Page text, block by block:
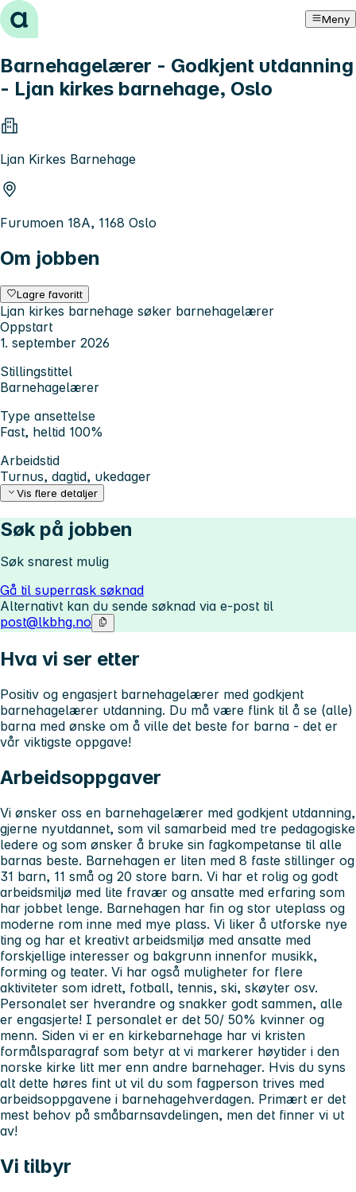
Hopp til innhold Meny
Barnehagelærer - Godkjent utdanning
- Ljan kirkes barnehage, Oslo
Ljan Kirkes Barnehage
Furumoen 18A, 1168 Oslo
Om jobben
Lagre favoritt
Ljan kirkes barnehage søker barnehagelærer
Oppstart
1. september 2026
Stillingstittel
Barnehagelærer
Type ansettelse
Fast, heltid 100%
Arbeidstid
Turnus, dagtid, ukedager
Vis flere detaljer
Søk på jobben
Søk snarest mulig
Gå til superrask søknad
Alternativt kan du sende søknad via e-post til
post@lkbhg.no
Hva vi ser etter
Positiv og engasjert barnehagelærer med godkjent
barnehagelærer utdanning. Du må være flink til å se (alle)
barna med ønske om å ville det beste for barna - det er
vår viktigste oppgave!
Arbeidsoppgaver
Vi ønsker oss en barnehagelærer med godkjent utdanning,
gjerne nyutdannet, som vil samarbeid med tre pedagogiske
ledere og som ønsker å bruke sin fagkompetanse til alle
barnas beste. Barnehagen er liten med 8 faste stillinger og
31 barn, 11 små og 20 store barn. Vi har et rolig og godt
arbeidsmiljø med lite fravær og ansatte med erfaring som
har jobbet lenge. Barnehagen har fin og stor uteplass og
moderne rom inne med mye plass. Vi liker å utforske nye
ting og har et kreativt arbeidsmiljø med ansatte med
forskjellige interesser og bakgrunn innenfor musikk,
forming og teater. Vi har også muligheter for flere
aktiviteter som idrett, fotball, tennis, ski, skøyter osv.
Personalet ser hverandre og snakker godt sammen, alle
er engasjerte! I personalet er det 50/ 50% kvinner og
menn. Siden vi er en kirkebarnehage har vi kristen
formålsparagraf som betyr at vi markerer høytider i den
norske kirke litt mer enn andre barnehager. Hvis du syns
alt dette høres fint ut vil du som fagperson trives med
arbeidsoppgavene i barnehagehverdagen. Primært er det
mest behov på småbarnsavdelingen, men det finner vi ut
av!
Vi tilbyr